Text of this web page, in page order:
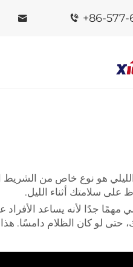
+86-
هو نوع خاص من الشريط
على سلامتك أثناء الليل.
مهمًا جدًا لأنه يساعد
حتى لو كان الظلام دامسًا.